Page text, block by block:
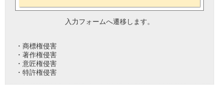
入力フォームへ遷移します。
・商標権侵害
・著作権侵害
・意匠権侵害
・特許権侵害